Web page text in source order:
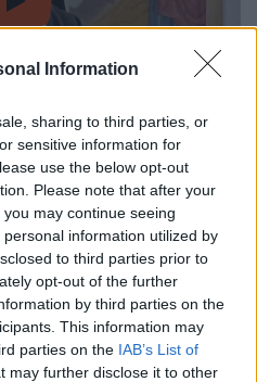
Information
sharing to third parties, or
sensitive information for
use the below opt-out
Please note that after your
may continue seeing
information utilized by
to third parties prior to
opt-out of the further
by third parties on the
This information may
parties on the IAB’s List of
may further disclose it to other
video
video